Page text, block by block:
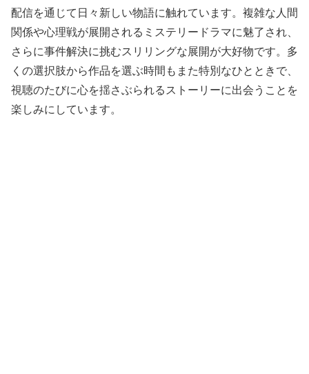
配信を通じて日々新しい物語に触れています。複雑な人間
関係や心理戦が展開されるミステリードラマに魅了され、
さらに事件解決に挑むスリリングな展開が大好物です。多
くの選択肢から作品を選ぶ時間もまた特別なひとときで、
視聴のたびに心を揺さぶられるストーリーに出会うことを
楽しみにしています。